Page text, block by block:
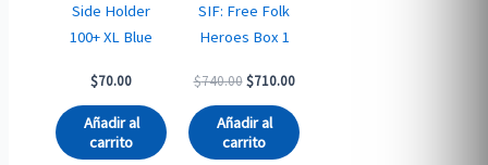
Side Holder
100+ XL Blue
$70.00
Añadir al
carrito
SIF: Free Folk
Heroes Box 1
$740.00 Original
was:
$740.00.
$710.00Current
is:
$710.00.
Añadir al
carrito